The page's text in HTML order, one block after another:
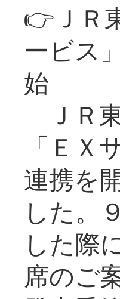
👉ＪＲ
ービス
始
ＪＲ
「Ｅ
連携を
した。
した際
席のご